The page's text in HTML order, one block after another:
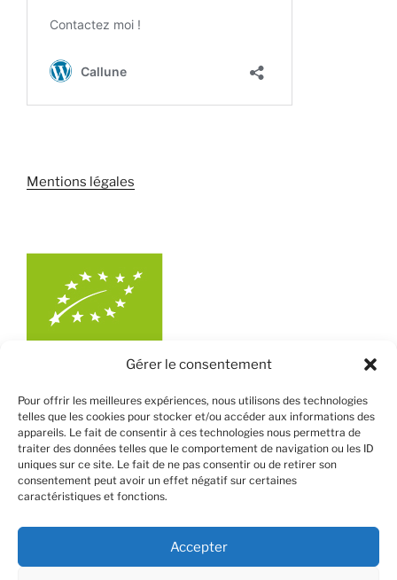
Gérer le consentement
Pour offrir les meilleures expériences, nous utilisons des technologies
telles que les cookies pour stocker et/ou accéder aux informations des
appareils. Le fait de consentir à ces technologies nous permettra de
traiter des données telles que le comportement de navigation ou les ID
uniques sur ce site. Le fait de ne pas consentir ou de retirer son
consentement peut avoir un effet négatif sur certaines
caractéristiques et fonctions.
Accepter
Mentions légales